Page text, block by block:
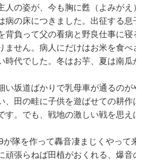
人の姿が、今も胸に甦（よみがえ
の床につきました。出征する息
背負って父の看病と野良仕事に寝
ません。病人にだけはお米を食べ
時代でした。冬はお芋、夏は南瓜
坂道ばかりで乳母車が通るのが
、田の畦に子供を遊ばせての耕作
す。でも、戦地の激しい戦を思え
隊を作って轟音凄まじくやって
頑張らねば田植がおくれる、爆音